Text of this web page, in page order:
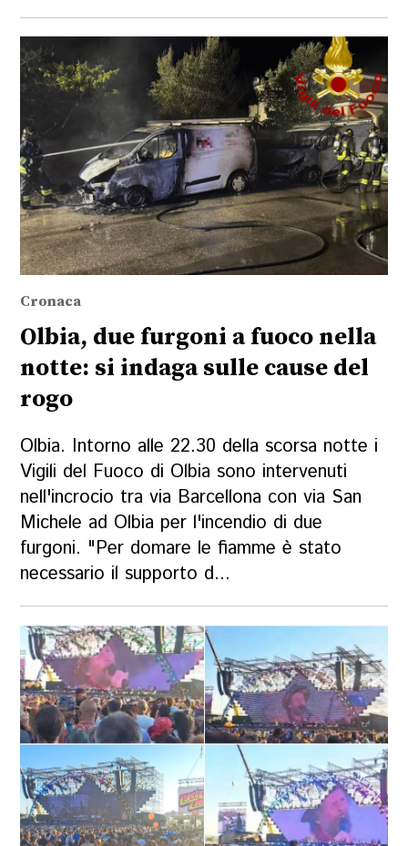
Cronaca
Olbia, due furgoni a fuoco nella
notte: si indaga sulle cause del
rogo
Olbia. Intorno alle 22.30 della scorsa notte i
Vigili del Fuoco di Olbia sono intervenuti
nell'incrocio tra via Barcellona con via San
Michele ad Olbia per l'incendio di due
furgoni. "Per domare le fiamme è stato
necessario il supporto d...